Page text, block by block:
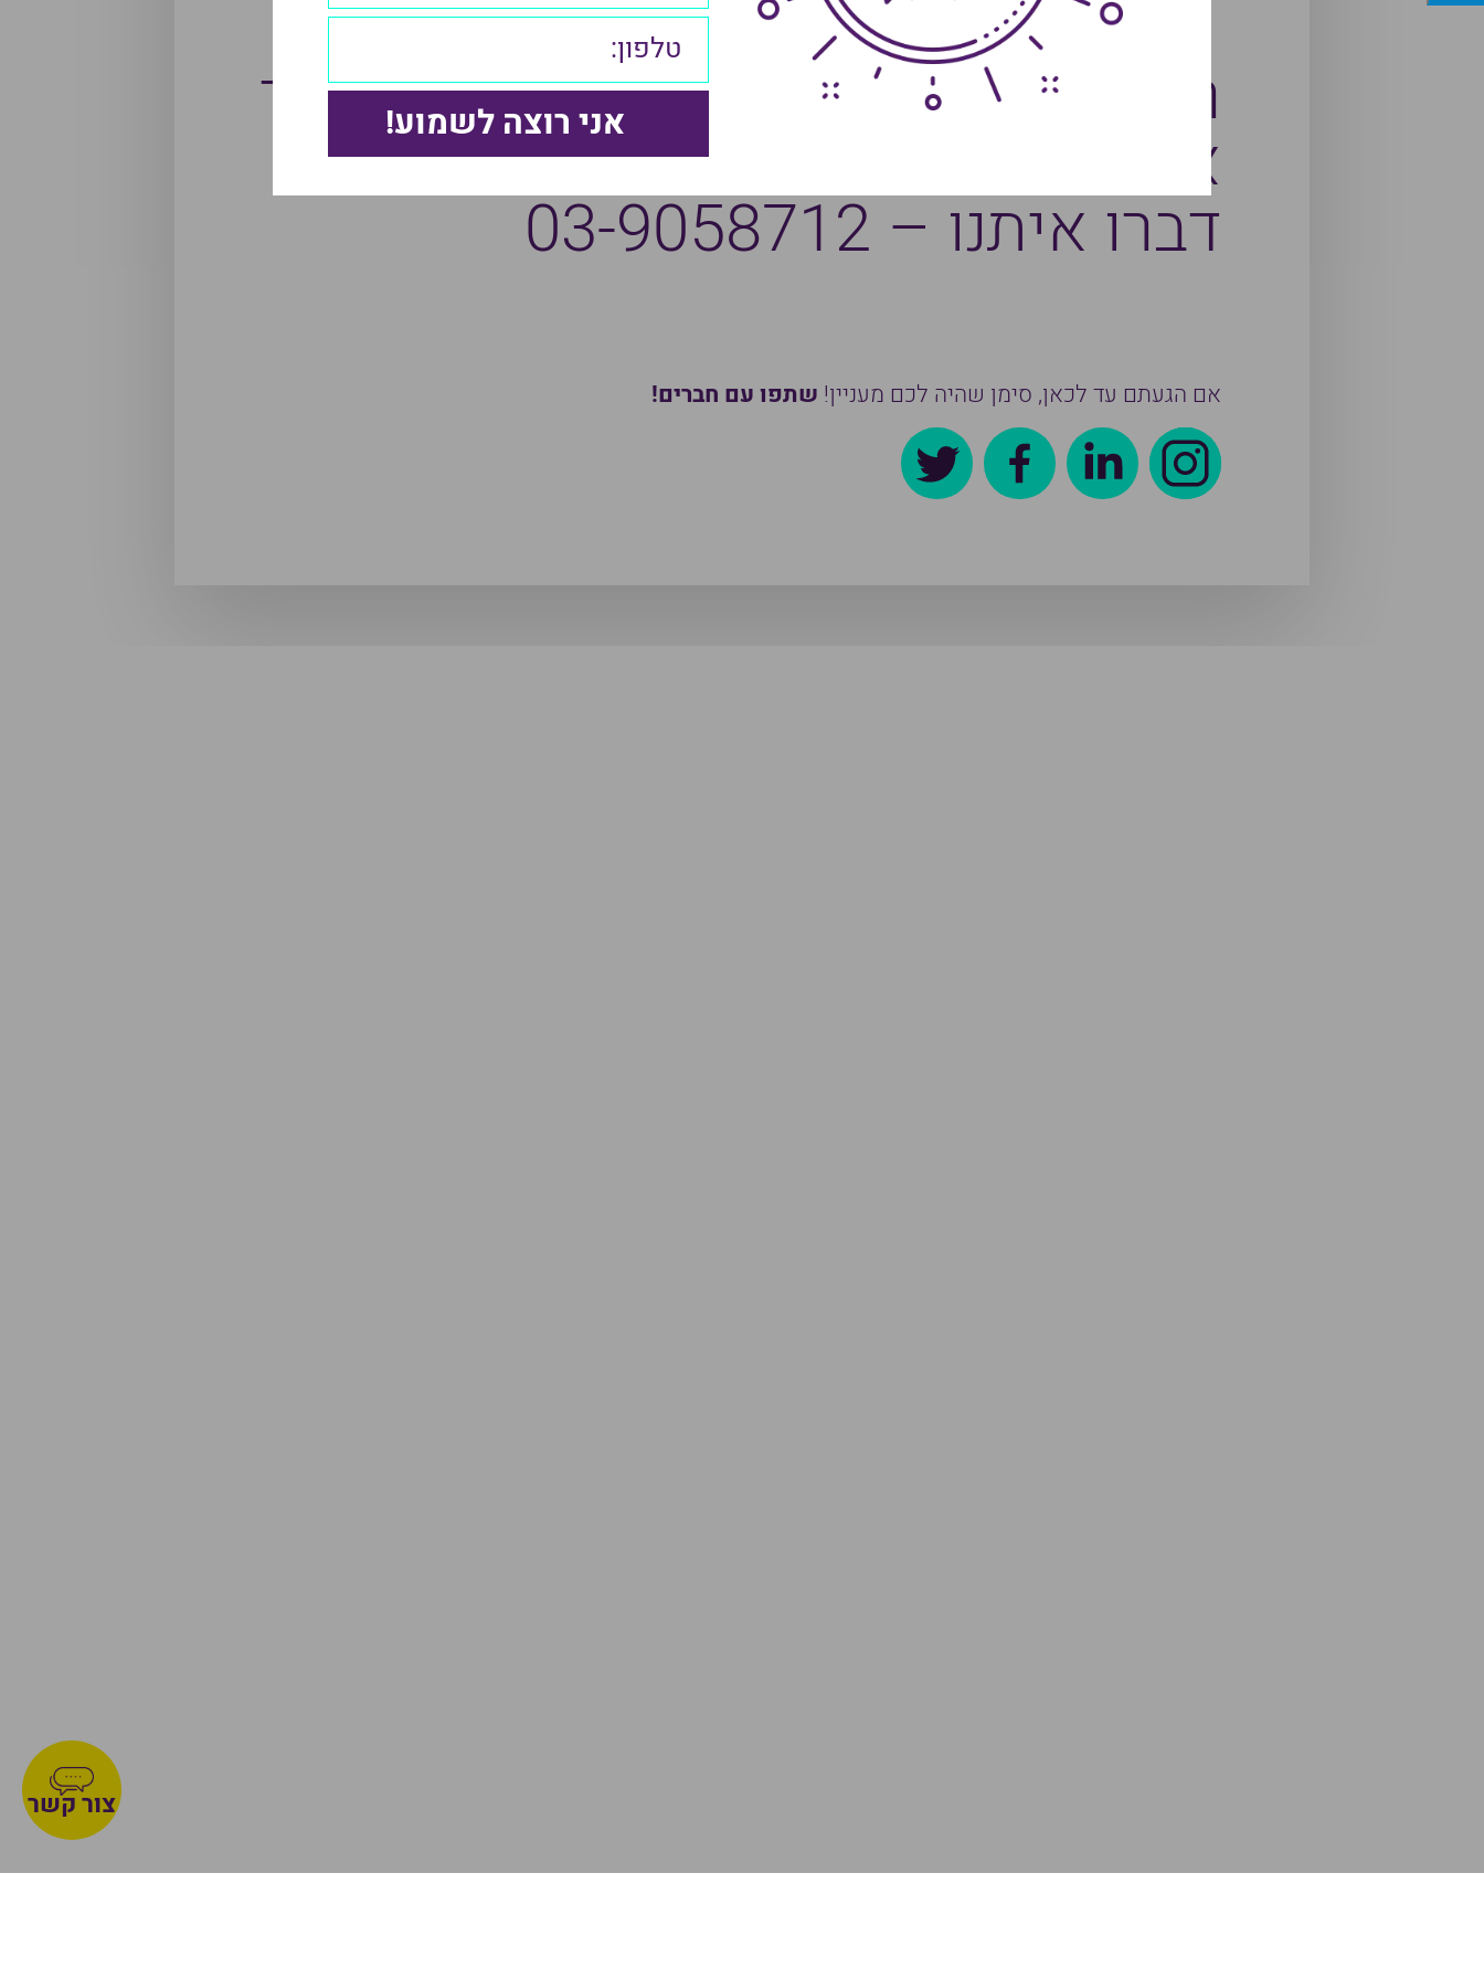
רוצים לרתום את יוטיוב לשיווק המוצר
או השירות שלכם?
דברו איתנו – 03-9058712
אם הגעתם עד לכאן, סימן שהיה לכם מעניין! שתפו עם חברים!
צור קשר